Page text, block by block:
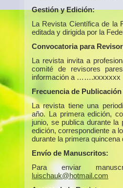
Gestión y Edición:
La Revista Científica de la
editada y dirigida por la
Convocatoria para
La revista invita a
comité de revisores
información a …….xxxxxxx
Frecuencia de
La revista tiene una
año. La primera edición,
junio, se publica durante la
edición, correspondiente a
durante la primera quincena
Envío de Manuscritos:
Para enviar
luischauk@hotmail.com